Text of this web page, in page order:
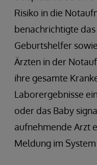
Risiko in die
benachrichtigte
Geburtshelfer
Ärzten in der
ihre gesamte
Laborergebnisse
oder das Baby
aufnehmende Arzt
Meldung im